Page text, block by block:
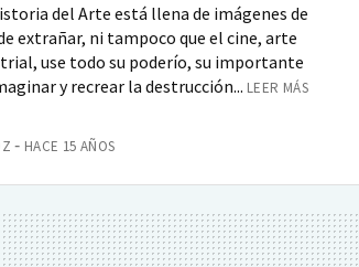
del Arte está llena de imágenes de
extrañar, ni tampoco que el cine, arte
use todo su poderío, su importante
y recrear la destrucción... LEER MÁS
HACE 15 AÑOS